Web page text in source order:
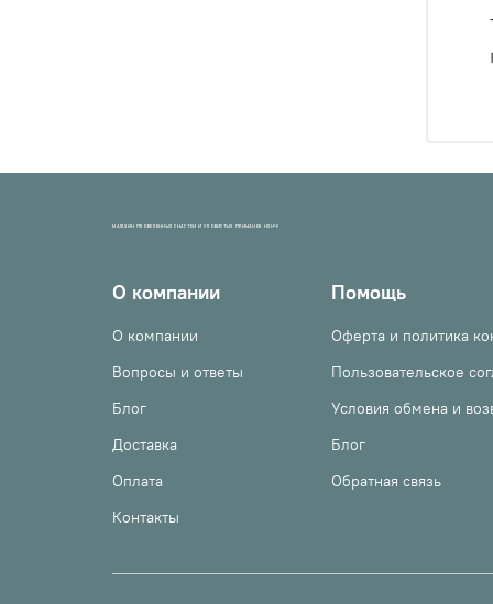
МАГАЗИН ПРОВЕРЕННЫХ СНАСТЕЙ И УЛОВИСТЫХ ПРИМАНОК НХНЧ!
О компании
О компании
Вопросы и ответы
Блог
Доставка
Оплата
Контакты
Помощь
Оферта и политика
Пользовательское
Условия обмена и
Блог
Обратная связь